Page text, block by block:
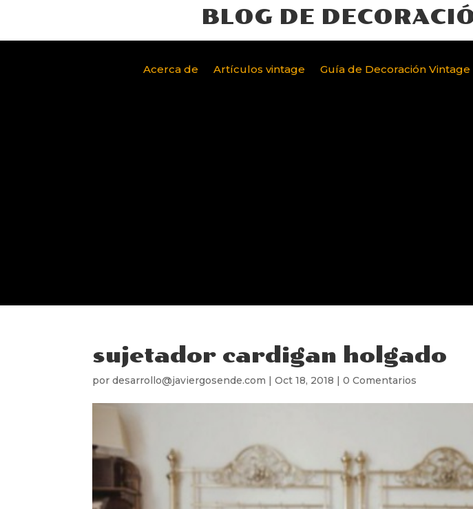
BLOG DE
Acerca de Artículos vintage Guía de Decoración Vintage
sujetador cardigan holgado
pordesarrollo@javiergosende.com |Oct 18, 2018 |0 Comentarios